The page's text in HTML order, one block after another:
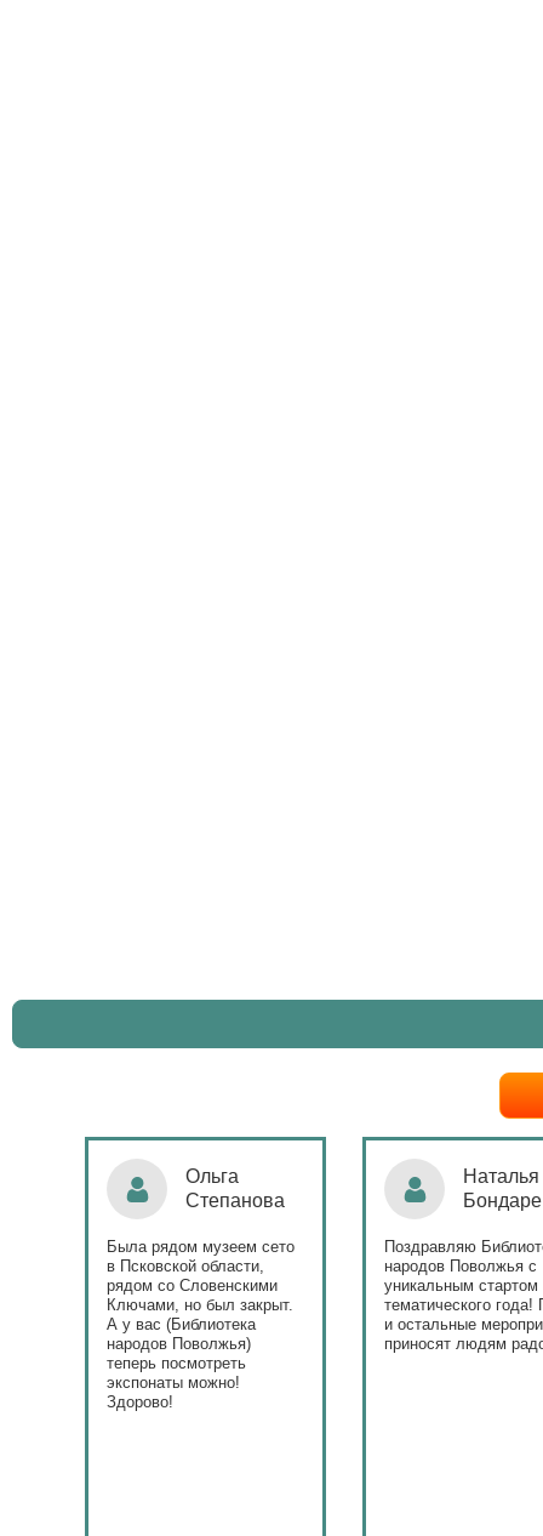
Ольга
Степанова
Была рядом музеем сето
в Псковской области,
рядом со Словенскими
Ключами, но был закрыт.
А у вас (Библиотека
народов Поволжья)
теперь посмотреть
экспонаты можно!
Здорово!
Наталья
Поздравляю
народов Поволжья с
уникальным стартом
тематического года!
и остальные
приносят людям